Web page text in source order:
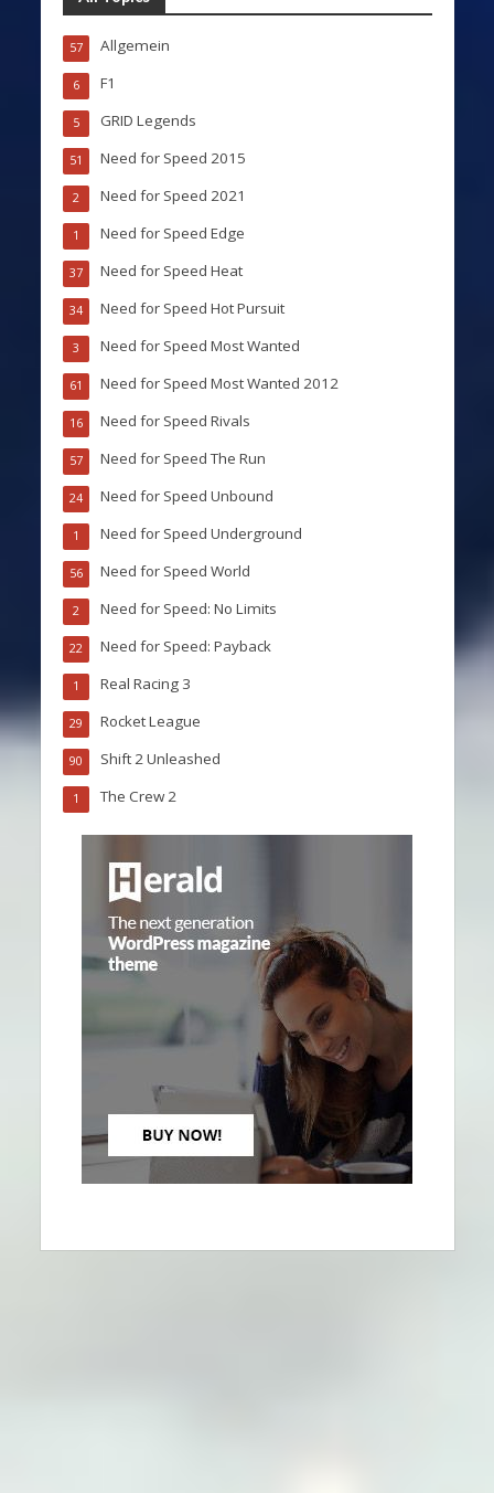
Allgemein
57
F1
6
GRID Legends
5
Need for Speed 2015
51
Need for Speed 2021
2
Need for Speed Edge
1
Need for Speed Heat
37
Need for Speed Hot Pursuit
34
Need for Speed Most Wanted
3
Need for Speed Most Wanted 2012
61
Need for Speed Rivals
16
Need for Speed The Run
57
Need for Speed Unbound
24
Need for Speed Underground
1
Need for Speed World
56
Need for Speed: No Limits
2
Need for Speed: Payback
22
Real Racing 3
1
Rocket League
29
Shift 2 Unleashed
90
The Crew 2
1